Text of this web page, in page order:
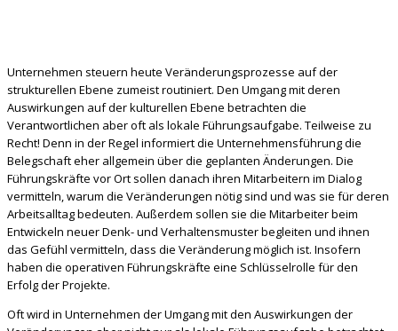
Unternehmen steuern heute Veränderungsprozesse auf der
strukturellen Ebene zumeist routiniert. Den Umgang mit deren
Auswirkungen auf der kulturellen Ebene betrachten die
Verantwortlichen aber oft als lokale Führungsaufgabe. Teilweise zu
Recht! Denn in der Regel informiert die Unternehmensführung die
Belegschaft eher allgemein über die geplanten Änderungen. Die
Führungskräfte vor Ort sollen danach ihren Mitarbeitern im Dialog
vermitteln, warum die Veränderungen nötig sind und was sie für deren
Arbeitsalltag bedeuten. Außerdem sollen sie die Mitarbeiter beim
Entwickeln neuer Denk- und Verhaltensmuster begleiten und ihnen
das Gefühl vermitteln, dass die Veränderung möglich ist. Insofern
haben die operativen Führungskräfte eine Schlüsselrolle für den
Erfolg der Projekte.
Oft wird in Unternehmen der Umgang mit den Auswirkungen der